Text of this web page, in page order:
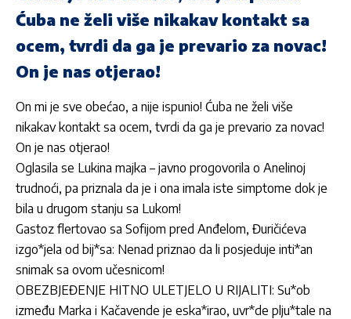
Ćuba ne želi više nikakav kontakt sa
ocem, tvrdi da ga je prevario za novac!
On je nas otjerao!
On mi je sve obećao, a nije ispunio! Ćuba ne želi više
nikakav kontakt sa ocem, tvrdi da ga je prevario za novac!
On je nas otjerao!
Oglasila se Lukina majka – javno progovorila o Anelinoj
trudnoći, pa priznala da je i ona imala iste simptome dok je
bila u drugom stanju sa Lukom!
Gastoz flertovao sa Sofijom pred Anđelom, Đuričićeva
izgo*jela od bij*sa: Nenad priznao da li posjeduje inti*an
snimak sa ovom učesnicom!
OBEZBJEĐENJE HITNO ULETJELO U RIJALITI: Su*ob
između Marka i Kačavende je eska*irao, uvr*de plju*tale na